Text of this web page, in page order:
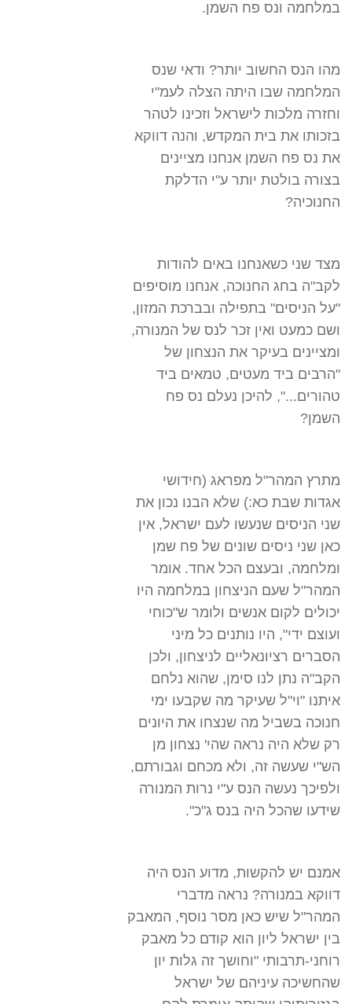
במלחמה ונס פח השמן.
מהו הנס החשוב יותר? ודאי שנס
המלחמה שבו היתה הצלה לעמ"י
וחזרה מלכות לישראל וזכינו לטהר
בזכותו את בית המקדש, והנה דווקא
את נס פח השמן אנחנו מציינים
בצורה בולטת יותר ע"י הדלקת
החנוכיה?
מצד שני כשאנחנו באים להודות
לקב"ה בחג החנוכה, אנחנו מוסיפים
"על הניסים" בתפילה ובברכת המזון,
ושם כמעט ואין זכר לנס של המנורה,
ומציינים בעיקר את הנצחון של
"הרבים ביד מעטים, טמאים ביד
טהורים...", להיכן נעלם נס פח
השמן?
מתרץ המהר"ל מפראג (חידושי
אגדות שבת כא:) שלא הבנו נכון את
שני הניסים שנעשו לעם ישראל, אין
כאן שני ניסים שונים של פח שמן
ומלחמה, ובעצם הכל אחד. אומר
המהר"ל שעם הניצחון במלחמה היו
יכולים לקום אנשים ולומר ש"כוחי
ועוצם ידי", היו נותנים כל מיני
הסברים רציונאליים לניצחון, ולכן
הקב"ה נתן לנו סימן, שהוא נלחם
איתנו "וי"ל שעיקר מה שקבעו ימי
חנוכה בשביל מה שנצחו את היונים
רק שלא היה נראה שהי' נצחון מן
הש"י שעשה זה, ולא מכחם וגבורתם,
ולפיכך נעשה הנס ע"י נרות המנורה
שידעו שהכל היה בנס ג"כ".
אמנם יש להקשות, מדוע הנס היה
דווקא במנורה? נראה מדברי
המהר"ל שיש כאן מסר נוסף, המאבק
בין ישראל ליון הוא קודם כל מאבק
רוחני-תרבותי "וחושך זה גלות יון
שהחשיכה עיניהם של ישראל